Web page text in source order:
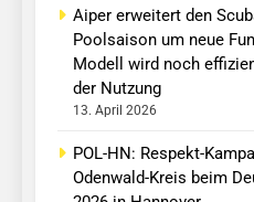
Aiper erweitert den
Poolsaison um neue
Modell wird noch
der Nutzung
13. April 2026
POL-HN: Respekt-
Odenwald-Kreis beim